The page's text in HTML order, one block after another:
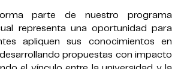
parte de nuestro programa
representa una oportunidad para
apliquen sus conocimientos en
propuestas con impacto